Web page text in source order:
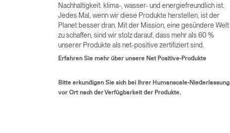
Nachhaltigkeit. klima-, wasser- und energiefreundlich ist.
Jedes Mal, wenn wir diese Produkte herstellen, ist der
Planet besser dran. Mit der Mission, eine gesündere Welt
zu schaffen, sind wir stolz darauf, dass mehr als 60 %
unserer Produkte als net-positive zertifiziert sind.
Erfahren Sie mehr über unsere Net Positive-Produkte
Bitte erkundigen Sie sich bei Ihrer Humanscale-Niederlassung
vor Ort nach der Verfügbarkeit der Produkte.